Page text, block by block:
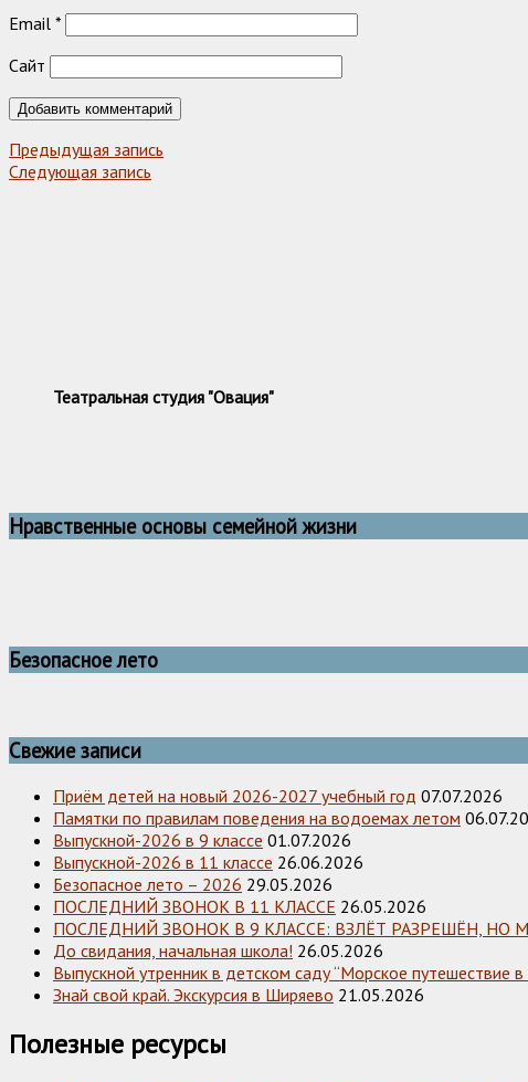
Email *
Сайт
Предыдущая запись
Следующая запись
Театральная студия "Овация"
Нравственные основы семейной жизни
Безопасное лето
Свежие записи
Приём детей на новый 2026-2027 учебный год 07.07.2026
Памятки по правилам поведения на водоемах летом
Выпускной-2026 в 9 классе 01.07.2026
Выпускной-2026 в 11 классе 26.06.2026
Безопасное лето – 2026 29.05.2026
ПОСЛЕДНИЙ ЗВОНОК В 11 КЛАССЕ 26.05.2026
ПОСЛЕДНИЙ ЗВОНОК В 9 КЛАССЕ: ВЗЛЁТ РАЗРЕШЁН, НО
До свидания, начальная школа! 26.05.2026
Выпускной утренник в детском саду “Морское путешествие в
Знай свой край. Экскурсия в Ширяево 21.05.2026
Полезные ресурсы